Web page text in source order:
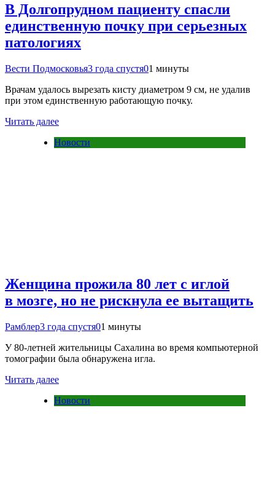
В Долгопрудном пациенту спасли
единственную почку при серьезных
патологиях
Вести Подмосковья3 года спустя01 минуты
Врачам удалось вырезать кисту диаметром 9 см, не удалив
при этом единственную работающую почку.
Читать далее
Новости
Женщина прожила 80 лет с иглой
в мозге, но не рискнула ее вытащить
Рамблер3 года спустя01 минуты
У 80-летней жительницы Сахалина во время компьютерной
томографии была обнаружена игла.
Читать далее
Новости